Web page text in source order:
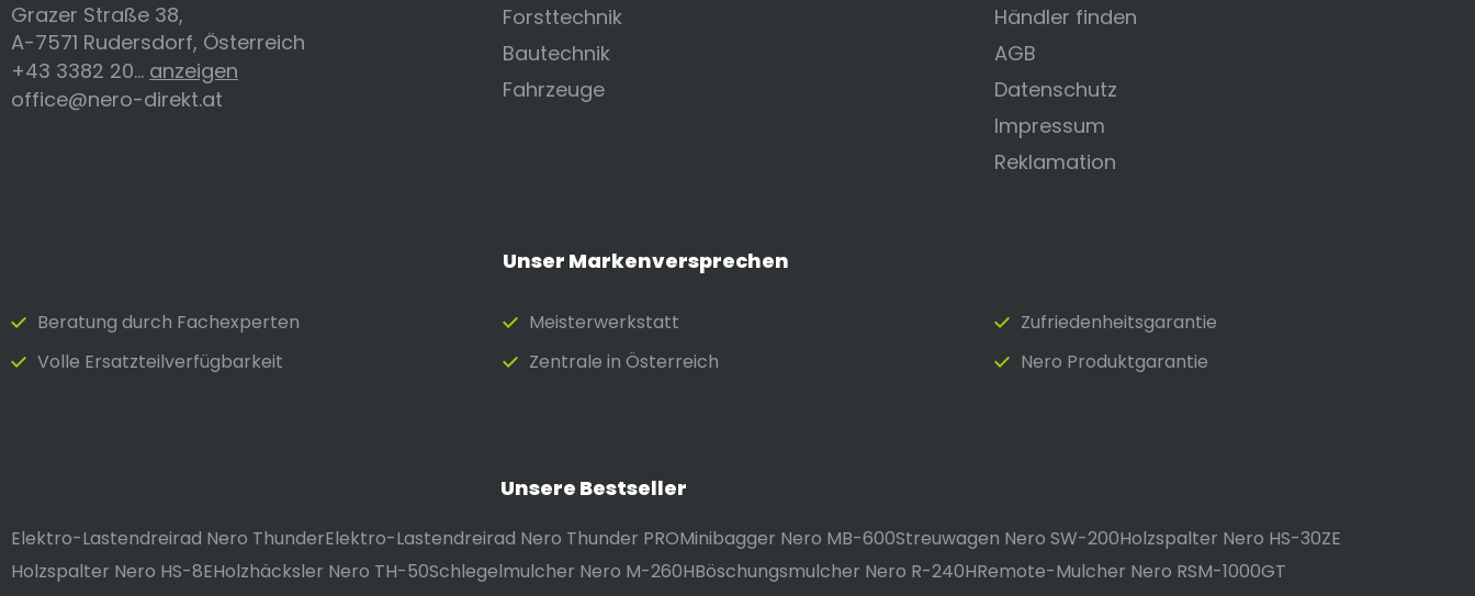
Grazer Straße 38,
A-7571 Rudersdorf, Österreich
+43 3382 20... anzeigen
office@nero-direkt.at
Forsttechnik
Bautechnik
Fahrzeuge
Händler finden
AGB
Datenschutz
Impressum
Reklamation
Unser Markenversprechen
Beratung durch Fach­experten Meister­werkstatt
Zufrieden­heits­garantie
Volle Ersatzteilverfügbarkeit
Zentrale in Österreich Nero Produktgarantie
Unsere Bestseller
Elektro-Lastendreirad Nero ThunderElektro-Lastendreirad Nero Thunder PROMinibagger Nero MB-600Streuwagen Nero SW-200Holzspalter Nero HS-30ZE
Holzspalter Nero HS-8EHolzhäcksler Nero TH-50Schlegelmulcher Nero M-260HBöschungsmulcher Nero R-240HRemote-Mulcher Nero RSM-1000GT